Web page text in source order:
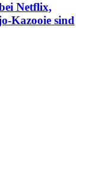
Netflix,
Kazooie sind